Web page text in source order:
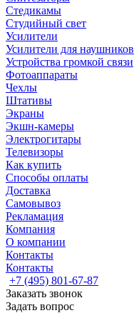
Стедикамы
Студийный свет
Усилители
Усилители для наушников
Устройства громкой связи
Фотоаппараты
Чехлы
Штативы
Экраны
Экшн-камеры
Электрогитары
Телевизоры
Как купить
Способы оплаты
Доставка
Самовывоз
Рекламация
Компания
О компании
Контакты
Контакты
+7 (495) 801-67-87
Заказать звонок
Задать вопрос